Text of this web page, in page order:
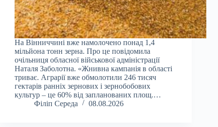
На Вінниччині вже намолочено понад 1,4
мільйона тонн зерна. Про це повідомила
очільниця обласної військової адміністрації
Наталя Заболотна. «Жнивна кампанія в області
триває. Аграрії вже обмолотили 246 тисяч
гектарів ранніх зернових і зернобобових
культур – це 60% від запланованих площ.…
Філіп Середа
08.08.2026